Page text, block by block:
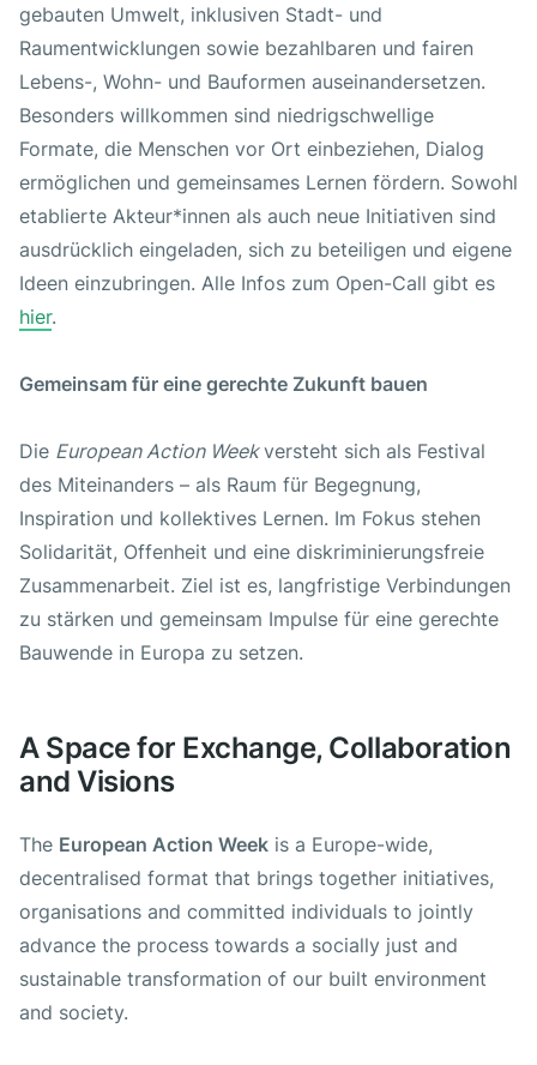
gebauten Umwelt, inklusiven Stadt- und
Raumentwicklungen sowie bezahlbaren und fairen
Lebens-, Wohn- und Bauformen auseinandersetzen.
Besonders willkommen sind niedrigschwellige
Formate, die Menschen vor Ort einbeziehen, Dialog
ermöglichen und gemeinsames Lernen fördern. Sowohl
etablierte Akteur*innen als auch neue Initiativen sind
ausdrücklich eingeladen, sich zu beteiligen und eigene
Ideen einzubringen. Alle Infos zum Open-Call gibt es
hier.
Gemeinsam für eine gerechte Zukunft bauen
Die European Action Weekversteht sich als Festival
des Miteinanders – als Raum für Begegnung,
Inspiration und kollektives Lernen. Im Fokus stehen
Solidarität, Offenheit und eine diskriminierungsfreie
Zusammenarbeit. Ziel ist es, langfristige Verbindungen
zu stärken und gemeinsam Impulse für eine gerechte
Bauwende in Europa zu setzen.
A Space for Exchange, Collaboration
and Visions
The European Action Week is a Europe-wide,
decentralised format that brings together initiatives,
organisations and committed individuals to jointly
advance the process towards a socially just and
sustainable transformation of our built environment
and society.